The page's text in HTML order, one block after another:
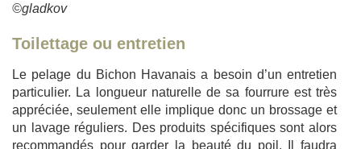
©gladkov
Toilettage ou entretien
Le pelage du Bichon Havanais a besoin d’un entretien
particulier. La longueur naturelle de sa fourrure est très
appréciée, seulement elle implique donc un brossage et
un lavage réguliers. Des produits spécifiques sont alors
recommandés pour garder la beauté du poil. Il faudra